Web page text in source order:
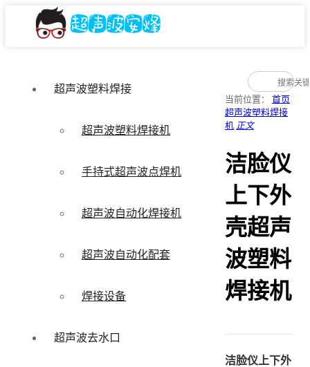
超声波塑料焊接
超声波塑料焊接机
手持式超声波点焊机
超声波自动化焊接机
超声波自动化配套
焊接设备
超声波去水口
当前位置： 首页
超声波塑料焊接
机 正文
洁脸仪
上下外
壳超声
波塑料
焊接机
洁脸仪上下外